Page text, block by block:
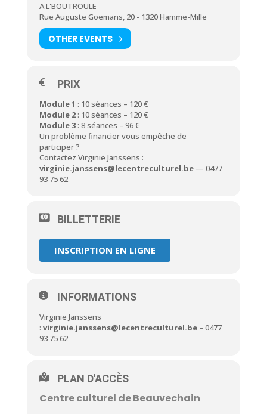
A L'BOUTROULE
Rue Auguste Goemans, 20 - 1320 Hamme-Mille
OTHER EVENTS
PRIX
Module 1 : 10 séances – 120 €
Module 2: 10 séances – 120 €
Module 3: 8 séances – 96 €
Un problème financier vous empêche de
participer ?
Contactez Virginie Janssens :
virginie.janssens@lecentreculturel.be— 0477
93 75 62
BILLETTERIE
INSCRIPTION EN LIGNE
INFORMATIONS
Virginie Janssens
: virginie.janssens@lecentreculturel.be– 0477
93 75 62
PLAN D'ACCÈS
Centre culturel de Beauvechain